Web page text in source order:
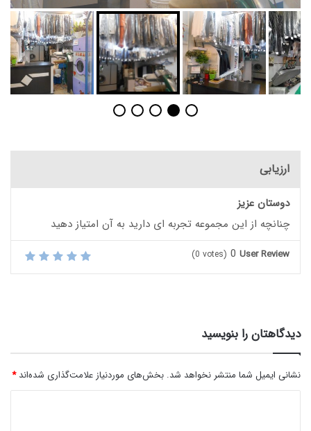
ارزیابی
دوستان عزیز
چنانچه از این مجموعه تجربه ای دارید به آن امتیاز دهید
User Review
0
(0 votes)
دیدگاهتان را بنویسید
نشانی ایمیل شما منتشر نخواهد شد. بخش‌های موردنیاز علامت‌گذاری شده‌اند*